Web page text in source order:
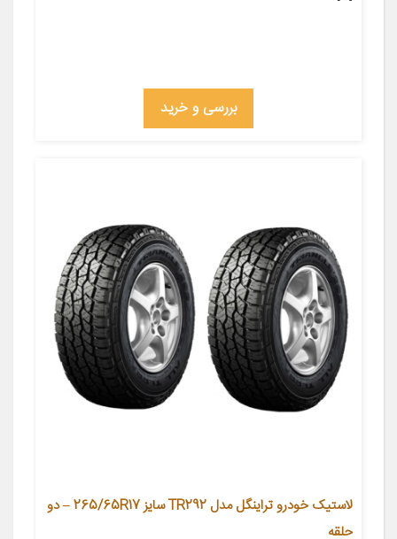
بررسی و خرید
لاستیک خودرو تراینگل مدل TR292 سایز 265/65R17 – دو
حلقه